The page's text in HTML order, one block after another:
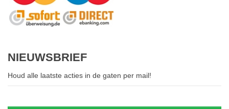
NIEUWSBRIEF
Houd alle laatste acties in de gaten per mail!